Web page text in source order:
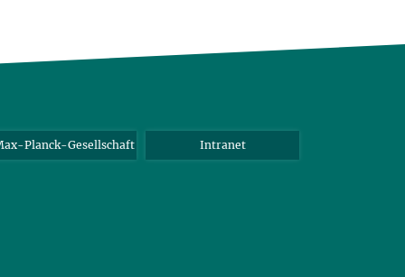
Planck-Gesellschaft Intranet